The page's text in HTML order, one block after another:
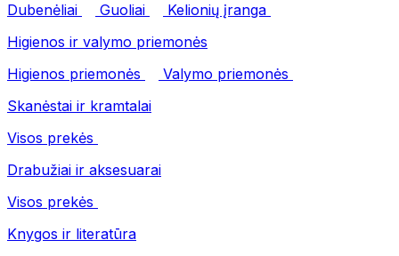
Dubenėliai
Guoliai
Kelionių įranga
Higienos ir valymo priemonės
Higienos priemonės
Valymo priemonės
Skanėstai ir kramtalai
Visos prekės
Drabužiai ir aksesuarai
Visos prekės
Knygos ir literatūra